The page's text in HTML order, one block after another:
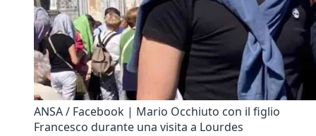
ANSA / Facebook | Mario Occhiuto con il figlio
Francesco durante una visita a Lourdes